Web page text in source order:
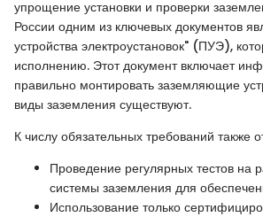
упрощение установки и проверки
России одним из ключевых документов
устройства электроустановок" (ПУЭ),
исполнению. Этот документ включает
правильно монтировать заземляющие
виды заземления существуют.
К числу обязательных требований также
Проведение регулярных тестов на
системы заземления для
Использование только